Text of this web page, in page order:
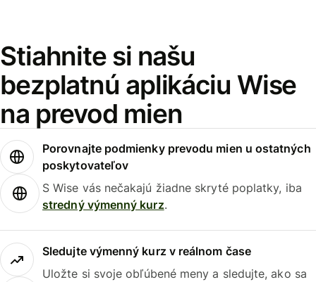
Stiahnite si našu
bezplatnú aplikáciu Wise
na prevod mien
Porovnajte podmienky prevodu mien u ostatných
poskytovateľov
S Wise vás nečakajú žiadne skryté poplatky, iba
stredný výmenný kurz.
Sledujte výmenný kurz v reálnom čase
Uložte si svoje obľúbené meny a sledujte, ako sa